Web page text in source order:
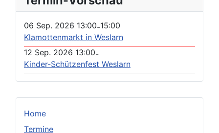
Home
Termine
06 Sep. 2026 13:00-15:00
Klamottenmarkt in Weslarn
12 Sep. 2026 13:00-
Kinder-Schützenfest Weslarn